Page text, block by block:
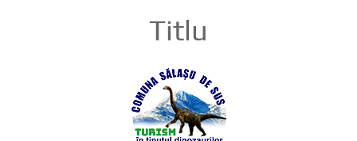
Titlu